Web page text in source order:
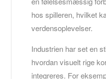
hos spilleren, hvilket
verdensoplevelser.
Industrien har set en
hvordan visuelt rige
integreres. For